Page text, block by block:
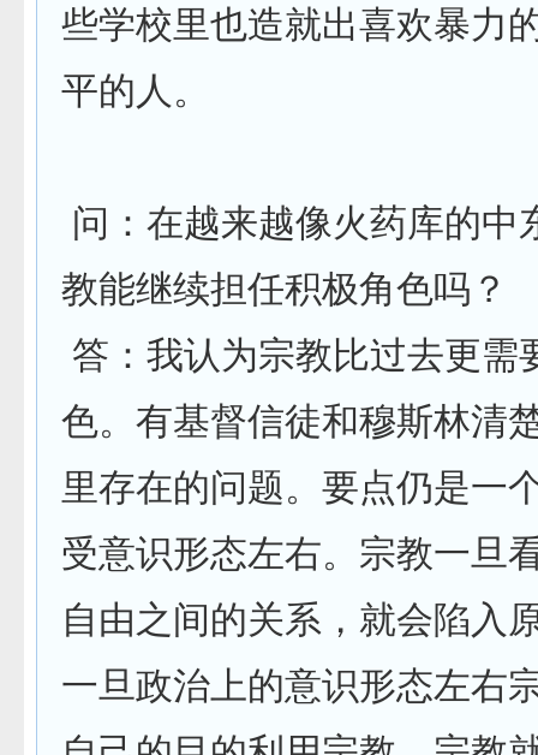
些学校里也造就出喜欢暴力
平的人。
问：在越来越像火药库的中
教能继续担任积极角色吗？
答：我认为宗教比过去更需
色。有基督信徒和穆斯林清
里存在的问题。要点仍是一
受意识形态左右。宗教一旦
自由之间的关系，就会陷入
一旦政治上的意识形态左右